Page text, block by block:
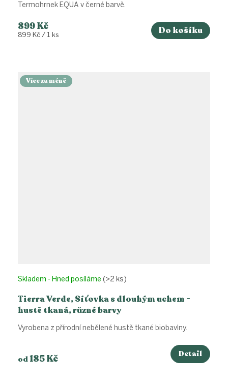
899 Kč
Měrná
899 Kč / 1 ks Do košíku
Termohrnek EQUA v černé barvě.
Více za méně
Tierra Verde, Síťovka s dlouhým uchem -
hustě tkaná, různé barvy
Skladem - Hned posíláme (>2 ks)
od185 Kč Detail
Vyrobena z přírodní nebělené hustě tkané biobavlny.